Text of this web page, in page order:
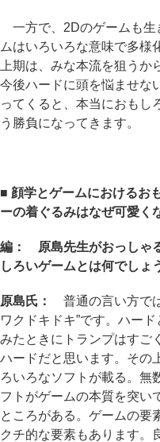
一方で、2Dのゲームも生
ムはいろいろな意味で多様
上期は、みな本流を狙うか
今後ハードに頭を悩ませな
ってくると、本当におもし
う勝負になってきます。
■ 顔学とゲームにおけるお
ーの着ぐるみはなぜ可愛く
編： 原島先生がおっしゃ
しろいゲームとは何でしょ
原島氏：
普通の言い方で
ワクドキドキ”です。ハード
みたときにトランプはすご
ハードだと思います。その
ろいろなソフトが載る。無
フトがゲームの本質を突い
ところがある。ゲームの要
クチ的な要素もあります。